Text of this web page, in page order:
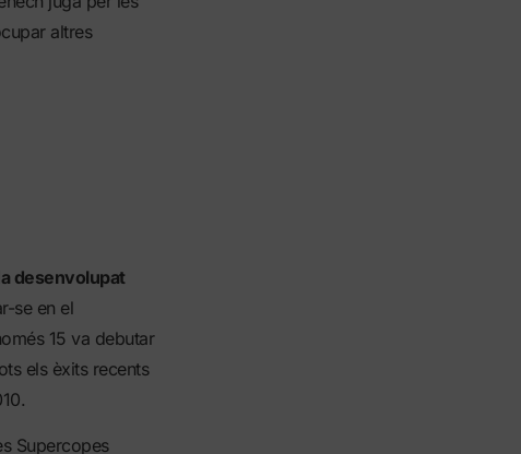
altres
desenvolupat
se en el
15 va debutar
els èxits recents
Supercopes